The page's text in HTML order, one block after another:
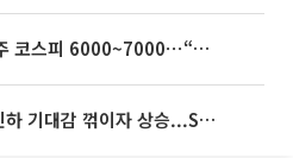
[주간증시전망] 다음주 코스피 6000~7000⋯“外人 수급은 정책이 변수”
뉴욕증시, 연준 금리인하 기대감 꺾이자 상승...S&P500 사상 최고치 [종합]